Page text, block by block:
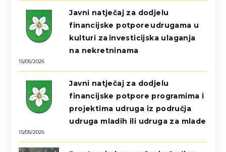
Javni natječaj za dodjelu
financijske potpore udrugama u
kulturi za investicijska ulaganja
na nekretninama
15/05/2026
Javni natječaj za dodjelu
financijske potpore programima i
projektima udruga iz područja
udruga mladih ili udruga za mlade
15/05/2026